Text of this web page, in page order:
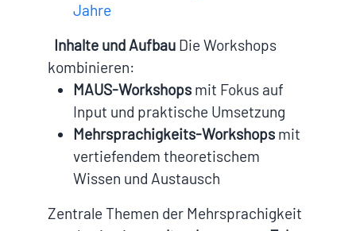
Jahre
Inhalte und Aufbau Die Workshops
kombinieren:
MAUS-Workshops mit Fokus auf
Input und praktische Umsetzung
Mehrsprachigkeits-Workshops mit
vertiefendem theoretischem
Wissen und Austausch
Zentrale Themen der Mehrsprachigkeit